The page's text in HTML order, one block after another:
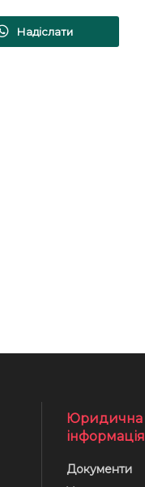
Надіслати
Юридична
інформація
Документи